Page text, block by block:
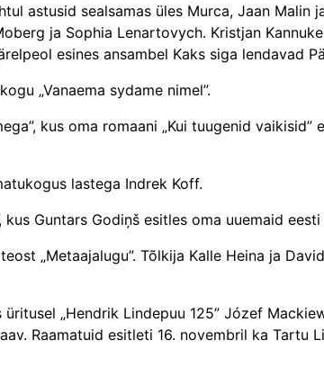
astusid sealsamas üles Murca, Jaan Malin
ja Sophia Lenartovych. Kristjan
esines ansambel Kaks siga lendavad
„Vanaema sydame nimel”.
kus oma romaani „Kui tuugenid
lastega Indrek Koff.
Guntars Godiņš esitles oma uuemaid
„Metaajalugu”. Tõlkija Kalle Heina ja
„Hendrik Lindepuu 125” Józef
Raamatuid esitleti 16. novembril ka Tartu